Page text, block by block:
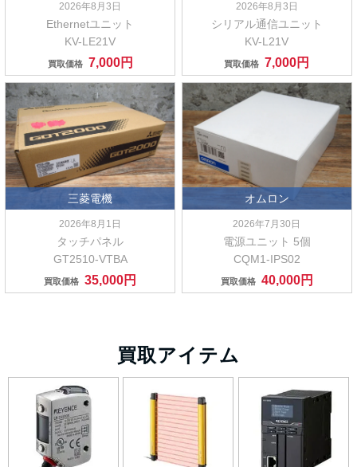
2026年8月3日
Ethernetユニット
KV-LE21V
買取価格 7,000円
2026年8月3日
シリアル通信ユニット
KV-L21V
買取価格 7,000円
三菱電機
2026年8月1日
タッチパネル
GT2510-VTBA
買取価格 35,000円
オムロン
2026年7月30日
電源ユニット 5個
CQM1-IPS02
買取価格 40,000円
買取アイテム